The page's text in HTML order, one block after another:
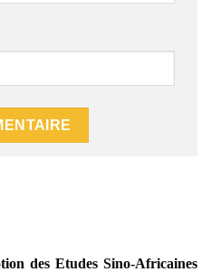
des Etudes Sino-Africaines